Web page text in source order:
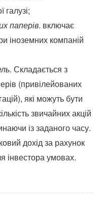
галузі;
паперів. включає
іноземних компаній
. Складається з
(привілейованих
які можуть бути
звичайних акцій
із заданого часу.
дохід за рахунок
інвестора умовах.